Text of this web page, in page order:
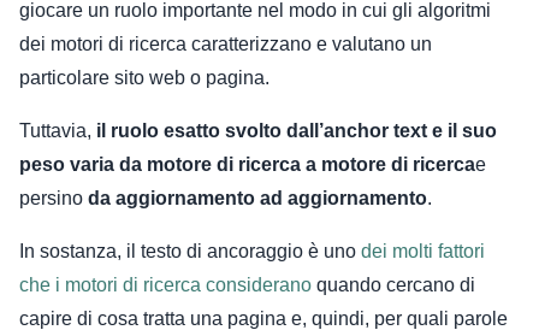
giocare un ruolo importante nel modo in cui gli algoritmi
dei motori di ricerca caratterizzano e valutano un
particolare sito web o pagina.
Tuttavia, il ruolo esatto svolto dall’anchor text e il suo
peso varia da motore di ricerca a motore di ricercae
persino da aggiornamento ad aggiornamento.
In sostanza, il testo di ancoraggio è uno dei molti fattori
che i motori di ricerca considerano quando cercano di
capire di cosa tratta una pagina e, quindi, per quali parole